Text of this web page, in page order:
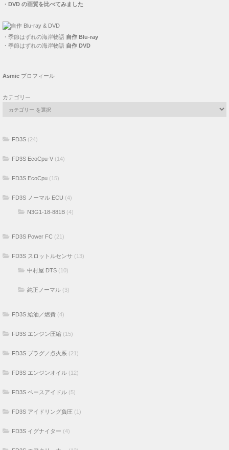
・ DVD の画質を比べてみました
・ 季節はずれの海岸物語 自作 Blu-ray
・ 季節はずれの海岸物語 自作 DVD
Asmic プロフィール
カテゴリー
FD3S (24)
FD3S EcoCpu-V (14)
FD3S EcoCpu (15)
FD3S ノーマル ECU (4)
N3G1-18-881B (4)
FD3S Power FC (21)
FD3S スロットルセンサ (13)
中村屋 DTS (10)
純正ノーマル (3)
FD3S 給油／燃費 (4)
FD3S エンジン圧縮 (15)
FD3S プラグ／点火系 (21)
FD3S エンジンオイル (12)
FD3S ベースアイドル (5)
FD3S アイドリング負圧 (1)
FD3S イグナイター (4)